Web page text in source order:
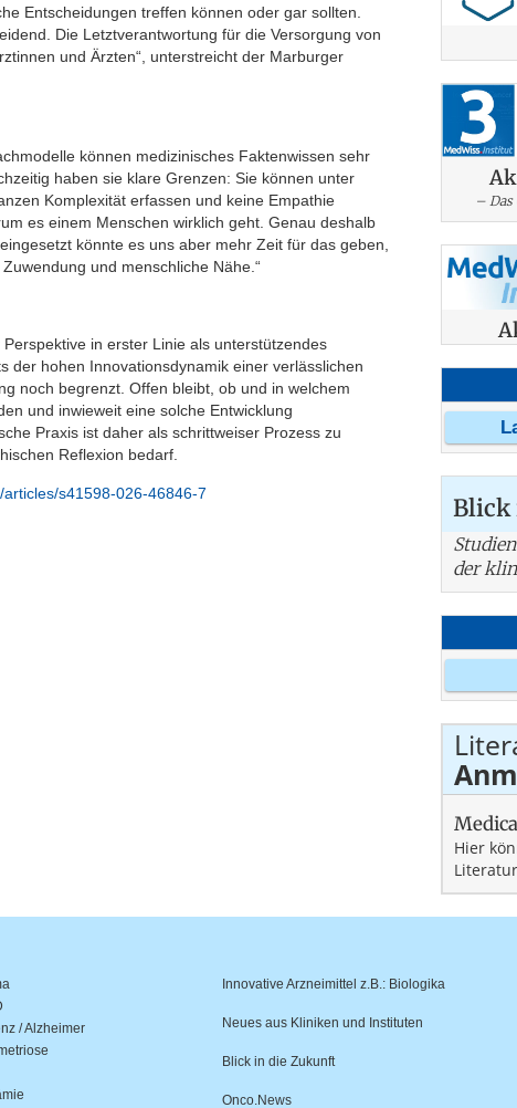
Entscheidungen treffen können oder gar sollten.
Die Letztverantwortung für die Versorgung von
und Ärzten“, unterstreicht der Marburger
können medizinisches Faktenwissen sehr
haben sie klare Grenzen: Sie können unter
Komplexität erfassen und keine Empathie
es einem Menschen wirklich geht. Genau deshalb
könnte es uns aber mehr Zeit für das geben,
und menschliche Nähe.“
in erster Linie als unterstützendes
der hohen Innovationsdynamik einer verlässlichen
noch begrenzt. Offen bleibt, ob und in welchem
und inwieweit eine solche Entwicklung
Praxis ist daher als schrittweiser Prozess zu
Reflexion bedarf.
s41598-026-46846-7
–
Blick
der
Hier
/ Alzheimer
Innovative Arzneimittel z.B.: Biologika
Neues aus Kliniken und Instituten
Blick in die Zukunft
Onco.News